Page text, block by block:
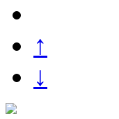
↑
↓